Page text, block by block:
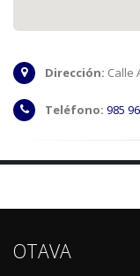
Dirección: Calle
Teléfono: 985
OTAVA